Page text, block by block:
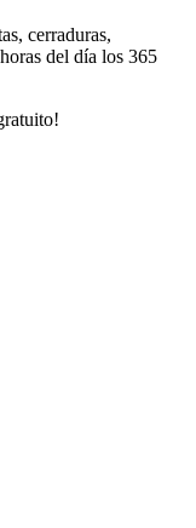
cerraduras,
del día los 365